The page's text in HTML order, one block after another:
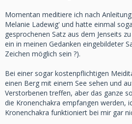
Momentan meditiere ich nach
Melanie Ladewig' und hatte einmal
gesprochenen Satz aus dem Jenseits
ein in meinen Gedanken eingebildeter
Zeichen möglich sein ?).
Bei einer sogar kostenpflichtigen
einen Berg mit einem See sehen und
Verstorbenen treffen, aber das ganze
die Kronenchakra empfangen werden,
Kronenchakra funktioniert bei mir gar